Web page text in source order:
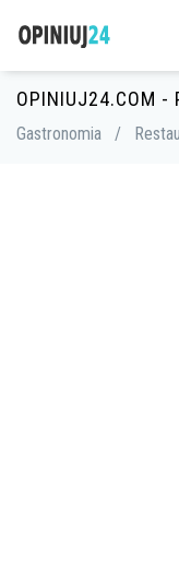
OPINIUJ24.COM -
Gastronomia /